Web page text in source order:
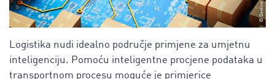
Logistika nudi idealno područje primjene za umjetnu
inteligenciju. Pomoću inteligentne procjene podataka u
transportnom procesu moguće je primjerice